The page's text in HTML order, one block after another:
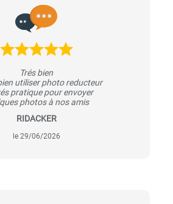
Trés bien
utiliser photo reducteur
pratique pour envoyer
photos à nos amis
RIDACKER
le 29/06/2026